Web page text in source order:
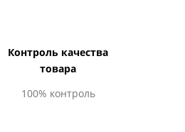
Контроль качества
товара
100% контроль